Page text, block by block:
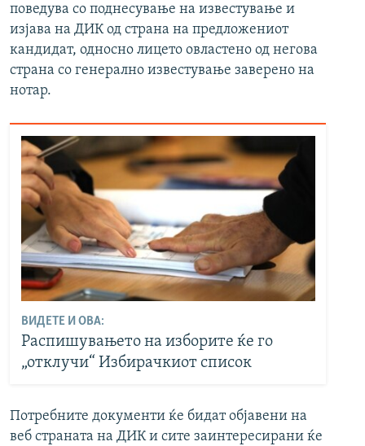
поведува со поднесување на известување и
изјава на ДИК од страна на предложениот
кандидат, односно лицето овластено од негова
страна со генерално известување заверено на
нотар.
ВИДЕТЕ И ОВА:
Распишувањето на изборите ќе го
„отклучи“ Избирачкиот список
Потребните документи ќе бидат објавени на
веб страната на ДИК и сите заинтересирани ќе